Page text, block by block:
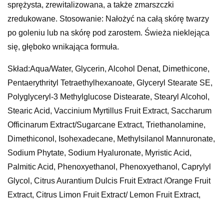
sprężysta, zrewitalizowana, a także zmarszczki
zredukowane. Stosowanie: Nałożyć na całą skórę twarzy
po goleniu lub na skórę pod zarostem. Świeża nieklejąca
się, głęboko wnikająca formuła.
Skład:Aqua/Water, Glycerin, Alcohol Denat, Dimethicone,
Pentaerythrityl Tetraethylhexanoate, Glyceryl Stearate SE,
Polyglyceryl-3 Methylglucose Distearate, Stearyl Alcohol,
Stearic Acid, Vaccinium Myrtillus Fruit Extract, Saccharum
Officinarum Extract/Sugarcane Extract, Triethanolamine,
Dimethiconol, Isohexadecane, Methylsilanol Mannuronate,
Sodium Phytate, Sodium Hyaluronate, Myristic Acid,
Palmitic Acid, Phenoxyethanol, Phenoxyethanol, Caprylyl
Glycol, Citrus Aurantium Dulcis Fruit Extract /Orange Fruit
Extract, Citrus Limon Fruit Extract/ Lemon Fruit Extract,